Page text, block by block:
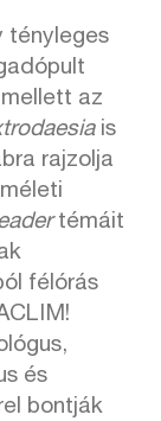
tényleges
az
is
rajzolja
témáit
félórás
és
bontják